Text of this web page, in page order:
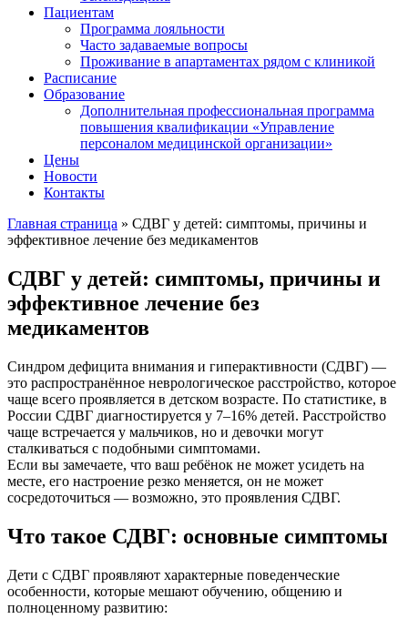
Пациентам
Программа лояльности
Часто задаваемые вопросы
Проживание в апартаментах рядом с клиникой
Расписание
Образование
Дополнительная профессиональная программа
повышения квалификации «Управление
персоналом медицинской организации»
Цены
Новости
Контакты
Главная страница » СДВГ у детей: симптомы, причины и
эффективное лечение без медикаментов
СДВГ у детей: симптомы, причины и
эффективное лечение без
медикаментов
Синдром дефицита внимания и гиперактивности (СДВГ) —
это распространённое неврологическое расстройство, которое
чаще всего проявляется в детском возрасте. По статистике, в
России СДВГ диагностируется у 7–16% детей. Расстройство
чаще встречается у мальчиков, но и девочки могут
сталкиваться с подобными симптомами.
Если вы замечаете, что ваш ребёнок не может усидеть на
месте, его настроение резко меняется, он не может
сосредоточиться — возможно, это проявления СДВГ.
Что такое СДВГ: основные симптомы
Дети с СДВГ проявляют характерные поведенческие
особенности, которые мешают обучению, общению и
полноценному развитию: